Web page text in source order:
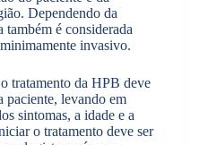
Dependendo da
também é considerada
invasivo.
tratamento da HPB deve
paciente, levando em
sintomas, a idade e a
o tratamento deve ser